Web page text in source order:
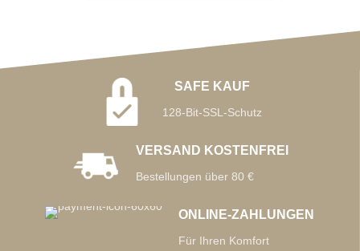
SAFE KAUF
128-Bit-SSL-Schutz
VERSAND KOSTENFREI
Bestellungen über 80 €
ONLINE-ZAHLUNGEN
Für Ihren Komfort